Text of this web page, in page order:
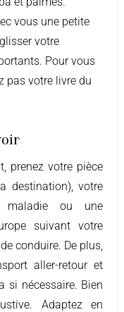
vous une petite
votre
Pour vous
pas votre livre du
destination), votre
maladie ou une
suivant votre
conduire. De plus,
aller-retour et
si nécessaire. Bien
Adaptez en